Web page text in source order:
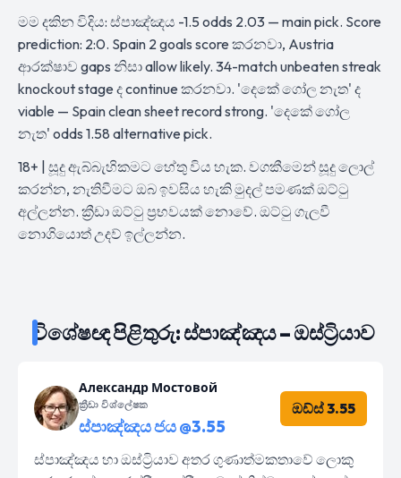
මම දකින විදිය: ස්පාඤ්ඤය -1.5 odds 2.03 — main pick. Score
prediction: 2:0. Spain 2 goals score කරනවා, Austria
ආරක්ෂාව gaps නිසා allow likely. 34-match unbeaten streak
knockout stage ද continue කරනවා. 'දෙකේ ගෝල නැත' ද
viable — Spain clean sheet record strong. 'දෙකේ ගෝල
නැත' odds 1.58 alternative pick.
18+ | සූදු ඇබ්බැහිකමට හේතු විය හැක. වගකීමෙන් සූදු ලොල්
කරන්න, නැතිවීමට ඔබ ඉවසිය හැකි මුදල් පමණක් ඔට්ටු
අල්ලන්න. ක්‍රීඩා ඔට්ටු ප්‍රභවයක් නොවේ. ඔට්ටු ගැලවී
නොගියොත් උදව් ඉල්ලන්න.
විශේෂඥ පිළිතුරු: ස්පාඤ්ඤය – ඔස්ට්‍රියාව
Александр Мостовой
ක්‍රීඩා විශ්ලේෂක
ස්පාඤ්ඤය ජය @3.55
ඔඩ්ස් 3.55
ස්පාඤ්ඤය හා ඔස්ට්‍රියාව අතර ගුණාත්මකතාවේ ලොකු